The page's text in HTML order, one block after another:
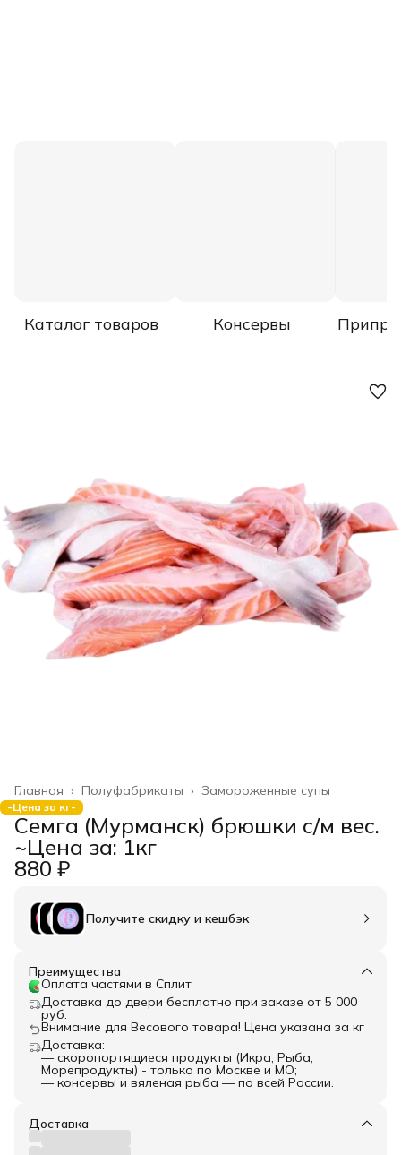
Каталог товаров Консервы
Замороженные супы
Полуфабрикаты ›
Главная ›
-Цена за кг-
Семга (Мурманск) брюшки с/м вес.
~Цена за: 1кг
880 ₽
Получите скидку и кешбэк
Преимущества
Оплата частями в Сплит
Доставка до двери бесплатно при заказе от 5 000
руб.
Внимание для Весового товара! Цена указана за кг
Доставка:
— скоропортящиеся продукты (Икра, Рыба,
Морепродукты) - только по Москве и МО;
— консервы и вяленая рыба — по всей России.
Доставка